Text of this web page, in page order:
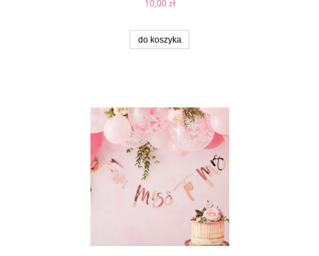
10,00 zł
do koszyka